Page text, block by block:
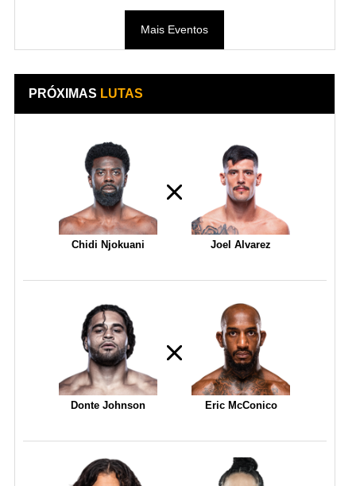
Mais Eventos
PRÓXIMAS LUTAS
Chidi Njokuani Joel Alvarez
Donte Johnson Eric McConico